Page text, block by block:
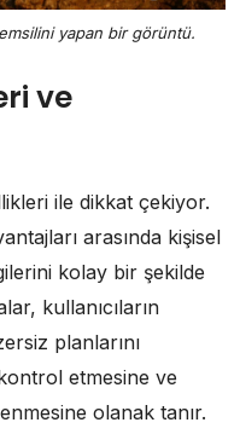
yapan bir görüntü.
ve
ile dikkat çekiyor.
arasında kişisel
kolay bir şekilde
kullanıcıların
planlarını
etmesine ve
olanak tanır.